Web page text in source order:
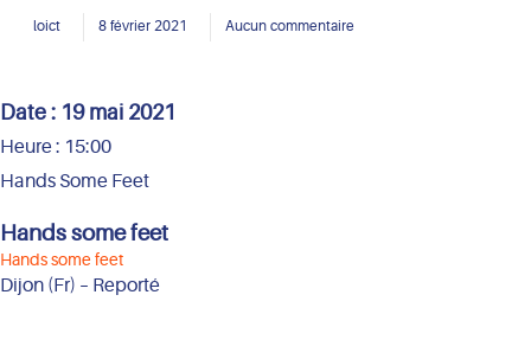
loict 8 février 2021 Aucun commentaire
Date : 19 mai 2021
Heure : 15:00
Hands Some Feet
Hands some feet
Hands some feet
Dijon (Fr) – Reporté